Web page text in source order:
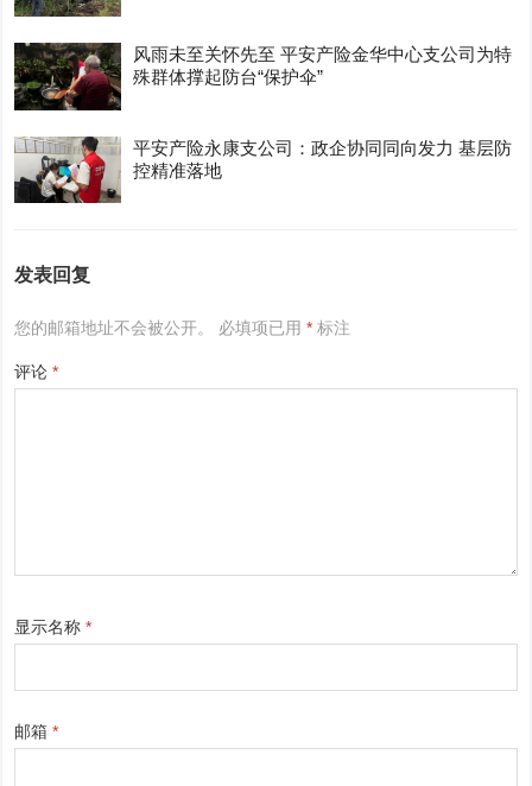
风雨未至关怀先至 平安产险金华中心支公司为特
殊群体撑起防台“保护伞”
平安产险永康支公司：政企协同同向发力 基层防
控精准落地
发表回复
您的邮箱地址不会被公开。 必填项已用* 标注
评论*
显示名称*
邮箱*